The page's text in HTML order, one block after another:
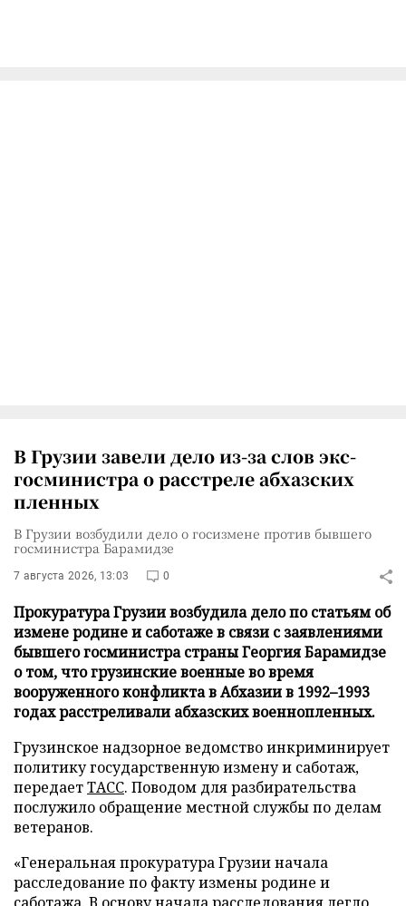
В Грузии завели дело из-за слов экс-
госминистра о расстреле абхазских
пленных
В Грузии возбудили дело о госизмене против бывшего
госминистра Барамидзе
7 августа 2026, 13:03 0
Прокуратура Грузии возбудила дело по статьям об
измене родине и саботаже в связи с заявлениями
бывшего госминистра страны Георгия Барамидзе
о том, что грузинские военные во время
вооруженного конфликта в Абхазии в 1992–1993
годах расстреливали абхазских военнопленных.
Грузинское надзорное ведомство инкриминирует
политику государственную измену и саботаж,
передаетТАСС. Поводом для разбирательства
послужило обращение местной службы по делам
ветеранов.
«Генеральная прокуратура Грузии начала
расследование по факту измены родине и